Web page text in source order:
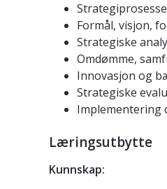
Formål, visjon,
Strategiske
Omdømme,
Innovasjon og
Strategiske
Implementering
Læringsutbytte
Kunnskap: